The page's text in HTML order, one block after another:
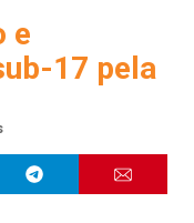
e
17 pela